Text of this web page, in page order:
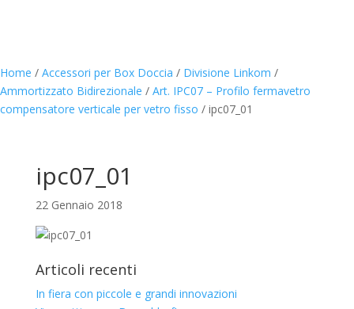
Home / Accessori per Box Doccia / Divisione Linkom /
Ammortizzato Bidirezionale / Art. IPC07 – Profilo fermavetro
compensatore verticale per vetro fisso / ipc07_01
ipc07_01
22 Gennaio 2018
Articoli recenti
In fiera con piccole e grandi innovazioni